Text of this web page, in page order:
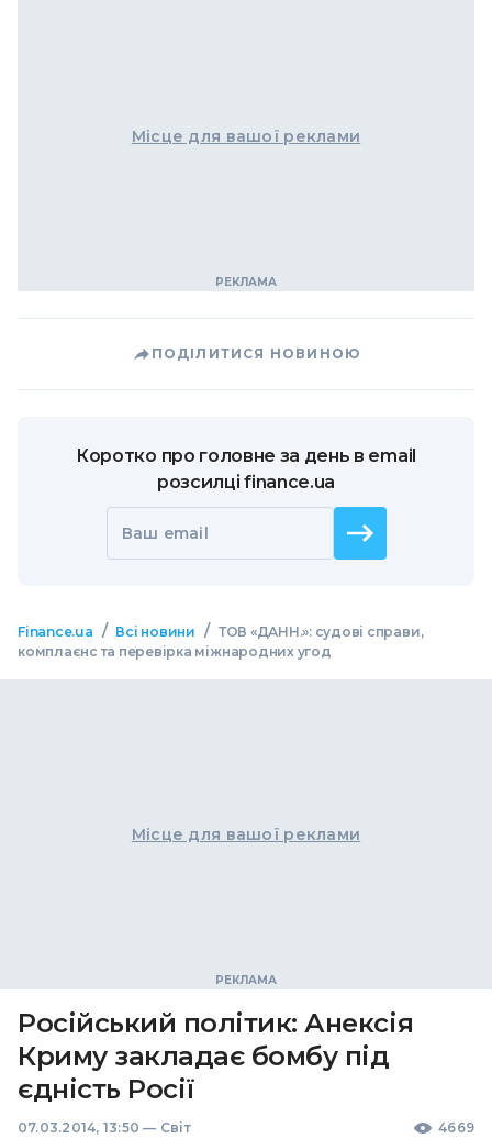
Місце для вашої реклами
ПОДІЛИТИСЯ НОВИНОЮ
Коротко про головне за день в email
розсилці finance.ua
Ваш email
Finance.ua / Всі новини / ТОВ «ДАНН.»: судові справи,
комплаєнс та перевірка міжнародних угод
Місце для вашої реклами
Російський політик: Анексія
Криму закладає бомбу під
єдність Росії
07.03.2014, 13:50 — Світ 4669